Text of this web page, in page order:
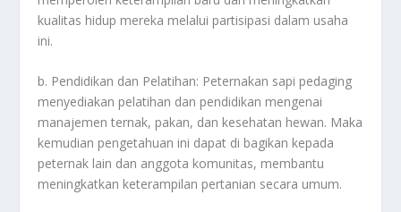
kualitas hidup mereka melalui partisipasi dalam usaha
ini.
b. Pendidikan dan Pelatihan: Peternakan sapi pedaging
menyediakan pelatihan dan pendidikan mengenai
manajemen ternak, pakan, dan kesehatan hewan. Maka
kemudian pengetahuan ini dapat di bagikan kepada
peternak lain dan anggota komunitas, membantu
meningkatkan keterampilan pertanian secara umum.